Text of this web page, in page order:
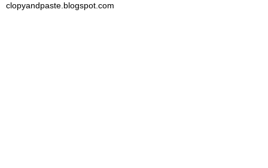
clopyandpaste.blogspot.com